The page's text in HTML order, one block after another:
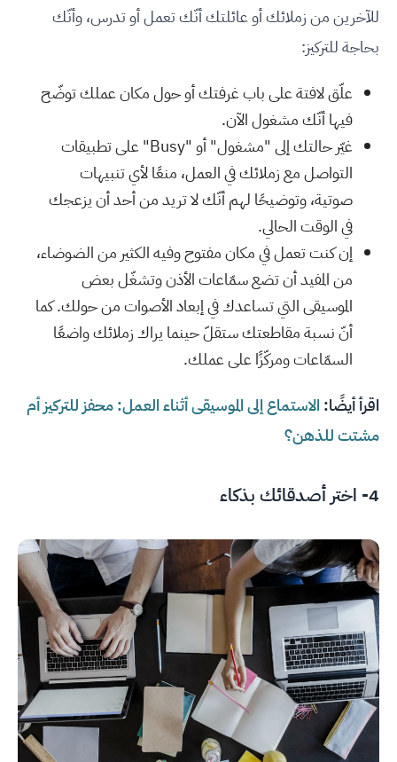
للآخرين من زملائك أو عائلتك أنّك تعمل أو تدرس، وأنّك
بحاجة للتركيز:
علّق لافتة على باب غرفتك أو حول مكان عملك توضّح
فيها أنّك مشغول الآن.
غيّر حالتك إلى "مشغول" أو "Busy" على تطبيقات
التواصل مع زملائك في العمل، منعًا لأي تنبيهات
صوتية، وتوضيحًا لهم أنّك لا تريد من أحد أن يزعجك
في الوقت الحالي.
إن كنت تعمل في مكان مفتوح وفيه الكثير من الضوضاء،
من المفيد أن تضع سمّاعات الأذن وتشغّل بعض
الموسيقى التي تساعدك في إبعاد الأصوات من حولك. كما
أنّ نسبة مقاطعتك ستقلّ حينما يراك زملائك واضعًا
السمّاعات ومركّزًا على عملك.
اقرأ أيضًا: الاستماع إلى الموسيقى أثناء العمل: محفز للتركيز أم
مشتت للذهن؟
4- اختر أصدقائك بذكاء